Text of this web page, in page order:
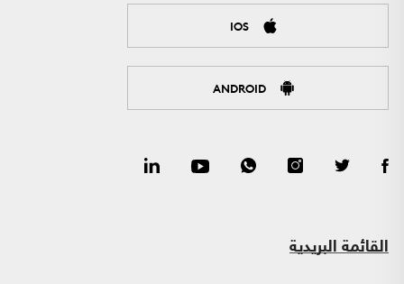
IOS
ANDROID
القائمة البريدية